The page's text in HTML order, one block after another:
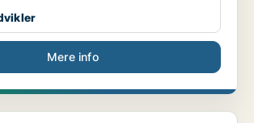
Mere info
åbner helt ny butik på S...